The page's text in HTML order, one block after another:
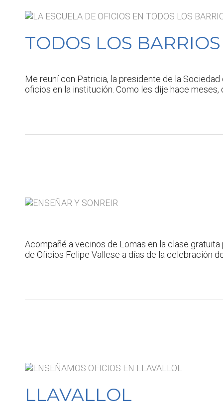
TODOS LOS BARRIOS
Me reuní con Patricia, la presidente de la
oficios en la institución. Como les dije hace
Acompañé a vecinos de Lomas en la clase
de Oficios Felipe Vallese a días de la celebración
LLAVALLOL